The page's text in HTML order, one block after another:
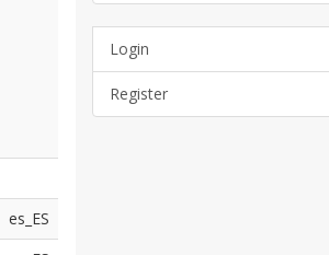
es_ES
Login
Register